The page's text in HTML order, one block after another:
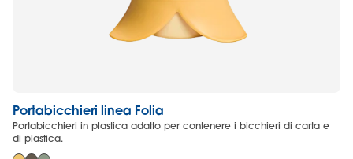
Portabicchieri linea Folia
Portabicchieri in plastica adatto per contenere i bicchieri di carta e
di plastica.